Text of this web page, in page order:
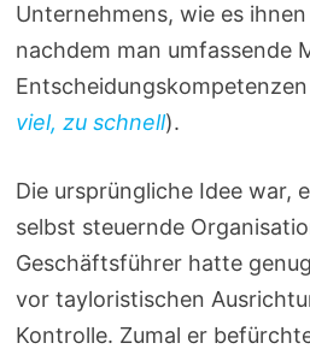
Unternehmens, wie es
nachdem man umfassende
viel, zu schnell).
Die ursprüngliche Idee war,
selbst steuernde
Geschäftsführer hatte
vor tayloristischen
Kontrolle. Zumal er